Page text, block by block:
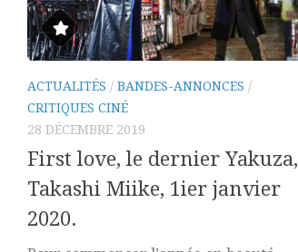
ACTUALITÉS / BANDES-ANNONCES /
CRITIQUES CINÉ
28 DÉCEMBRE 2019
First love, le dernier Yakuza,
Takashi Miike, 1ier janvier
2020.